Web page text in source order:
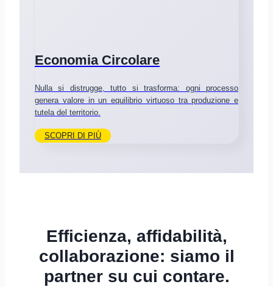
Economia Circolare
Nulla si distrugge, tutto si trasforma: ogni processo
genera valore in un equilibrio virtuoso tra produzione e
tutela del territorio.
SCOPRI DI PIÙ
Efficienza, affidabilità,
collaborazione: siamo il
partner su cui contare.